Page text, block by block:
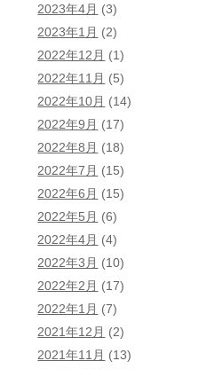
2023年4月 (3)
2023年1月 (2)
2022年12月 (1)
2022年11月 (5)
2022年10月 (14)
2022年9月 (17)
2022年8月 (18)
2022年7月 (15)
2022年6月 (15)
2022年5月 (6)
2022年4月 (4)
2022年3月 (10)
2022年2月 (17)
2022年1月 (7)
2021年12月 (2)
2021年11月 (13)